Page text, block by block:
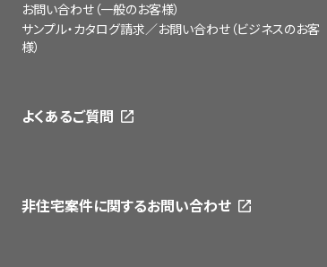
お問い合わせ（一般のお客様）
サンプル・カタログ請求／お問い合わせ（ビジネスのお客
様）
よくあるご質問
非住宅案件に関するお問い合わせ